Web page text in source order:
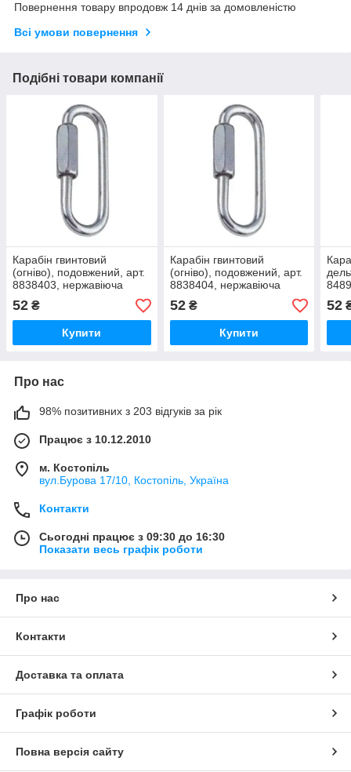
Повернення товару впродовж 14 днів за домовленістю
Всі умови повернення
Подібні товари компанії
Карабін гвинтовий
(огніво), подовжений, арт.
8838403, нержавіюча
52 ₴
Купити
Карабін гвинтовий
(огніво), подовжений, арт.
8838404, нержавіюча
52₴
Купити
52
Про нас
98% позитивних з 203 відгуків за рік
Працює з 10.12.2010
м. Костопіль
вул.Бурова 17/10, Костопіль, Україна
Контакти
Сьогодні працює з 09:30 до 16:30
Показати весь графік роботи
Про нас
Контакти
Доставка та оплата
Графік роботи
Повна версія сайту